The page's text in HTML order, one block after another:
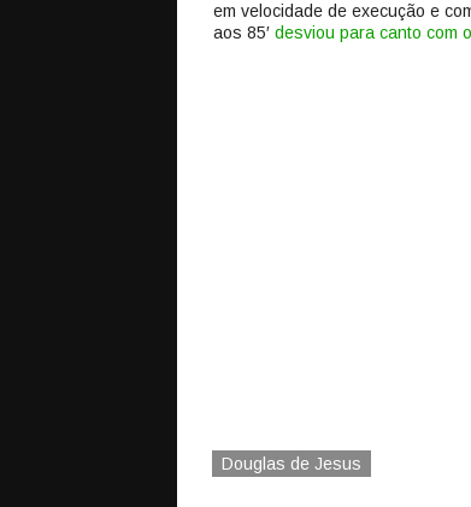
em velocidade de execução e
aos 85′ desviou para canto com
Douglas de Jesus